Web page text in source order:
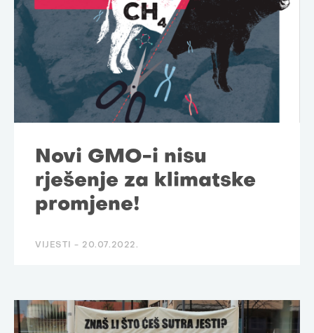
Novi GMO-i nisu
rješenje za klimatske
promjene!
VIJESTI - 20.07.2022.